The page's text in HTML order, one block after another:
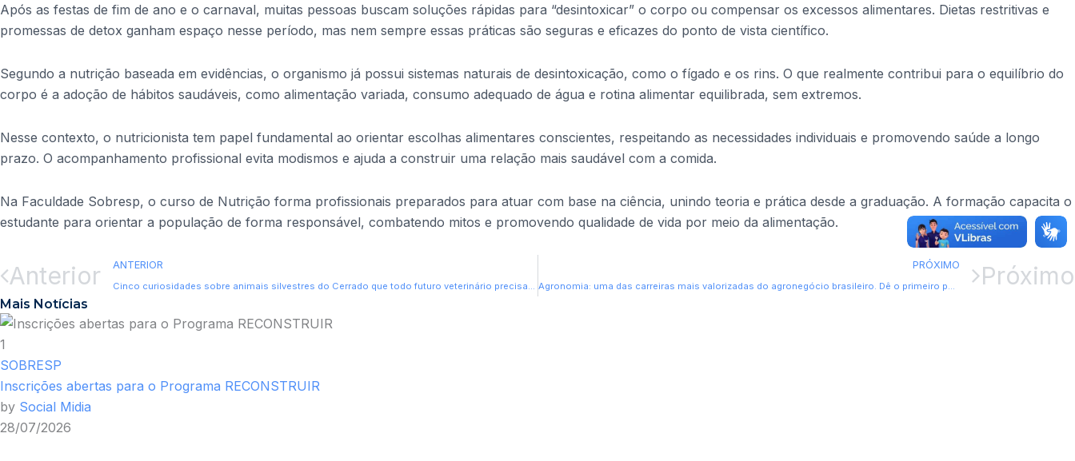
Após as festas de fim de ano e o carnaval, muitas pessoas buscam soluções rápidas para “desintoxicar” o corpo ou compensar os excessos alimentares. Dietas restritivas e
promessas de detox ganham espaço nesse período, mas nem sempre essas práticas são seguras e eficazes do ponto de vista científico.
Segundo a nutrição baseada em evidências, o organismo já possui sistemas naturais de desintoxicação, como o fígado e os rins. O que realmente contribui para o equilíbrio do
corpo é a adoção de hábitos saudáveis, como alimentação variada, consumo adequado de água e rotina alimentar equilibrada, sem extremos.
Nesse contexto, o nutricionista tem papel fundamental ao orientar escolhas alimentares conscientes, respeitando as necessidades individuais e promovendo saúde a longo
prazo. O acompanhamento profissional evita modismos e ajuda a construir uma relação mais saudável com a comida.
Na Faculdade Sobresp, o curso de Nutrição forma profissionais preparados para atuar com base na ciência, unindo teoria e prática desde a graduação. A formação capacita o
estudante para orientar a população de forma responsável, combatendo mitos e promovendo qualidade de vida por meio da alimentação.
Anterior ANTERIOR PRÓXIMO Próximo
Mais Notícias
1
SOBRESP
Inscrições abertas para o Programa RECONSTRUIR
by Social Midia
28/07/2026